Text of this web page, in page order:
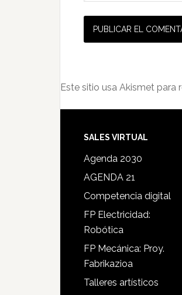
Este sitio usa Akismet para
SALES VIRTUAL
Agenda 2030
AGENDA 21
Competencia digital
FP Electricidad:
Robótica
FP Mecánica: Proy.
Fabrikazioa
Talleres artísticos